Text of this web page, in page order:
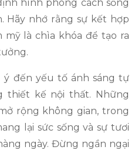
hình phong cách sống
Hãy nhớ rằng sự kết hợp
mỹ là chìa khóa để tạo ra
đến yếu tố ánh sáng tự
thiết kế nội thất. Những
rộng không gian, trong
lại sức sống và sự tươi
ngày. Đừng ngần ngại